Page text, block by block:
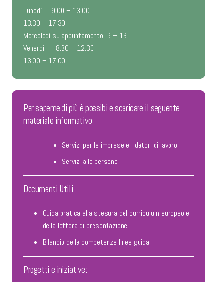
mesi e/o di lungo periodo.
realizzazione di azioni positive per l’inclusione socio-lavorativa
integrazione nel mercato del lavoro.
Dove trovarlo?I servizi IVC sono diffusi in tutto il territorio
regionale per favorire l’accesso a questo percorso di certificazione
delle competenze.
Questo percorso è indicato per tutte le persone che hanno
campo, rendendole così più facilmente spendibili nel mondo del
lavoro, acquisendo un più ampio ventaglio di possibilità
occupazionali.
Lunedì 9.00 – 13.00
13.30 – 17.30
Mercoledì su appuntamento 9 – 13
Venerdì 8.30 – 12.30
13.00 – 17.00
Per saperne di più è possibile scaricare il seguente
materiale informativo:
Servizi per le imprese e i datori di lavoro
Servizi alle persone
Documenti Utili
Guida pratica alla stesura del curriculum europeo e
della lettera di presentazione
Bilancio delle competenze linee guida
Progetti e iniziative: